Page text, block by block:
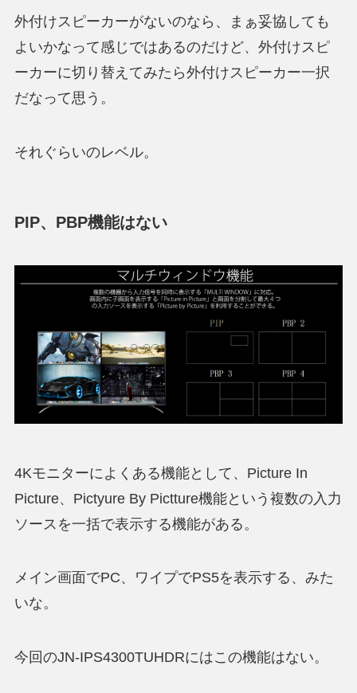
外付けスピーカーがないのなら、まぁ妥協しても
よいかなって感じではあるのだけど、外付けスピ
ーカーに切り替えてみたら外付けスピーカー一択
だなって思う。
それぐらいのレベル。
PIP、PBP機能はない
4Kモニターによくある機能として、Picture In
Picture、Pictyure By Pictture機能という複数の入力
ソースを一括で表示する機能がある。
メイン画面でPC、ワイプでPS5を表示する、みた
いな。
今回のJN-IPS4300TUHDRにはこの機能はない。